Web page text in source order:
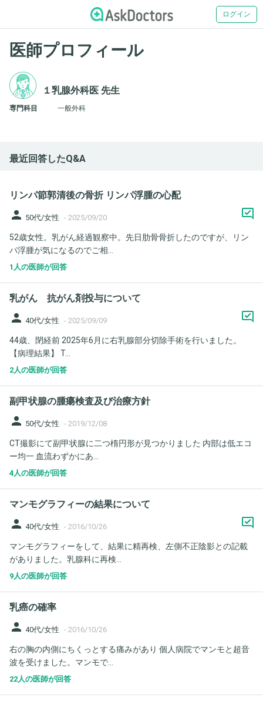
ログイン
医師プロフィール
１乳腺外科医 先生
専門科目 一般外科
最近回答したQ&A
リンパ節郭清後の骨折 リンパ浮腫の心配
person 50代/女性 - 2025/09/20
52歳女性。乳がん経過観察中。先日肋骨骨折したのですが、リン
パ浮腫が気になるのでご相...
1人の医師が回答
乳がん 抗がん剤投与について
person 40代/女性 - 2025/09/09
44歳、閉経前 2025年6月に右乳腺部分切除手術を行いました。
【病理結果】 T...
2人の医師が回答
副甲状腺の腫瘍検査及び治療方針
person 50代/女性 - 2019/12/08
CT撮影にて副甲状腺に二つ楕円形が見つかりました 内部は低エコ
ー均一 血流わずかにあ...
4人の医師が回答
マンモグラフィーの結果について
person 40代/女性 - 2016/10/26
マンモグラフィーをして、結果に精再検、左側不正陰影との記載
がありました。乳腺科に再検...
9人の医師が回答
乳癌の確率
person 40代/女性 - 2016/10/26
右の胸の内側にちくっとする痛みがあり 個人病院でマンモと超音
波を受けました。マンモで...
22人の医師が回答